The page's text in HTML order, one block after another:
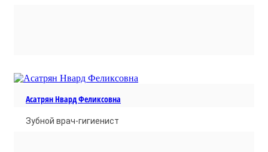
Асатрян Нвард Феликсовна
Зубной врач-гигиенист